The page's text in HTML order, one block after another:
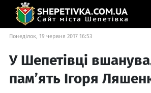
Понеділок, 19 червня 2017 16:53
У Шепетівці
пам’ять Ігоря